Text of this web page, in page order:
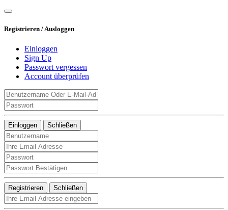
Registrieren / Ausloggen
Einloggen
Sign Up
Passwort vergessen
Account überprüfen
Einloggen Schließen
Registrieren Schließen